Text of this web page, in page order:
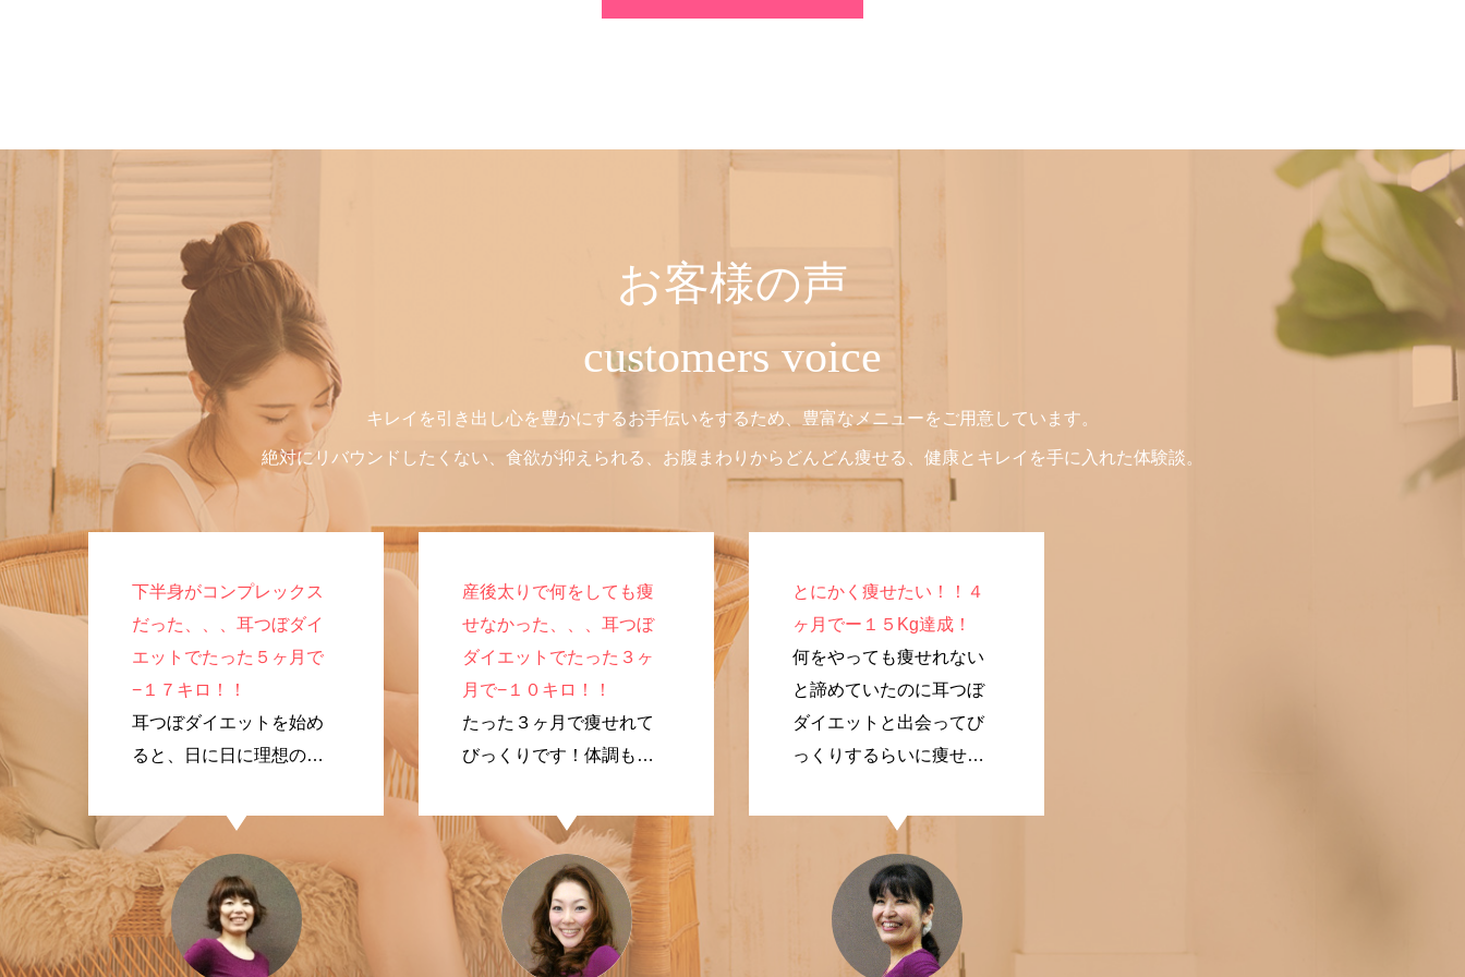
お客様の声
customers voice
キレイを引き出し心を豊かにするお手伝いをするため、豊富なメニューをご用意しています。
絶対にリバウンドしたくない、食欲が抑えられる、お腹まわりからどんどん痩せる、健康とキレイを手に入れた体験談。
下半身がコンプレックス
だった、、、耳つぼダイ
エットでたった５ヶ月で
−１７キロ！！
耳つぼダイエットを始め
ると、日に日に理想のプ
いきました！
産後太りで何をしても痩
せなかった、、、耳つぼ
ダイエットでたった３ヶ
月で−１０キロ！！
たった３ヶ月で痩せれて
びっくりです！体調も良
です。
とにかく痩せたい！！４
ヶ月でー１５Kg達成！
何をやっても痩せれない
と諦めていたのに耳つぼ
ダイエットと出会ってび
っくりするらいに痩せれ